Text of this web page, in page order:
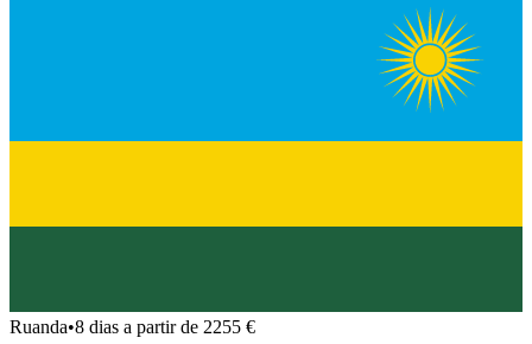
Ruanda•8 dias a partir de 2255 €